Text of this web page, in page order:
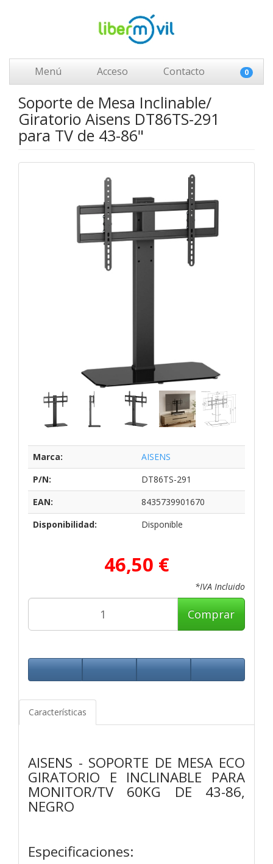
Menú Acceso Contacto 0
Soporte de Mesa Inclinable/
Giratorio Aisens DT86TS-291
para TV de 43-86"
Marca:
AISENS
P/N:
DT86TS-291
EAN:
8435739901670
Disponibilidad:
Disponible
46,50 €
*IVA Incluido
Comprar
Características
AISENS - SOPORTE DE MESA ECO
GIRATORIO E INCLINABLE PARA
MONITOR/TV 60KG DE 43-86,
NEGRO
Especificaciones: